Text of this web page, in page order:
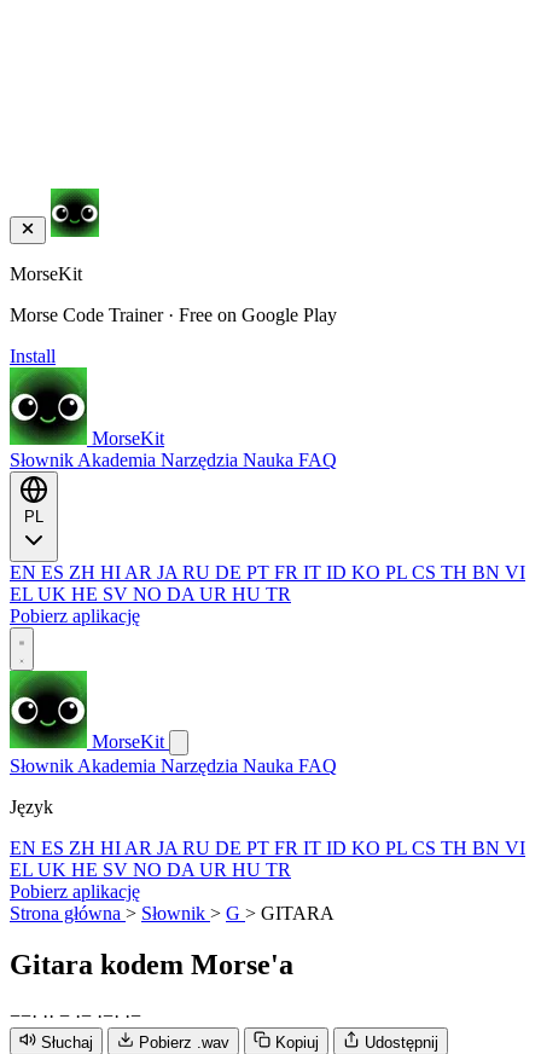
MorseKit
Morse Code Trainer · Free on Google Play
Install
MorseKit
Słownik Akademia Narzędzia Nauka FAQ
EN ES ZH HI AR JA RU DE PT FR IT ID KO PL CS TH BN VI
EL UK HE SV NO DA UR HU TR
Pobierz aplikację
MorseKit
Słownik Akademia Narzędzia Nauka FAQ
Język
EN ES ZH HI AR JA RU DE PT FR IT ID KO PL CS TH BN VI
EL UK HE SV NO DA UR HU TR
Pobierz aplikację
Strona główna > Słownik > G > GITARA
Gitara kodem Morse'a
−−· ·· − ·− ·−· ·−
Słuchaj Pobierz .wav Kopiuj Udostępnij